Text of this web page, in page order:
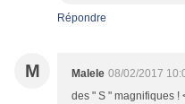
Répondre
M Malele 08/02/2017
des " S " magnifiques !